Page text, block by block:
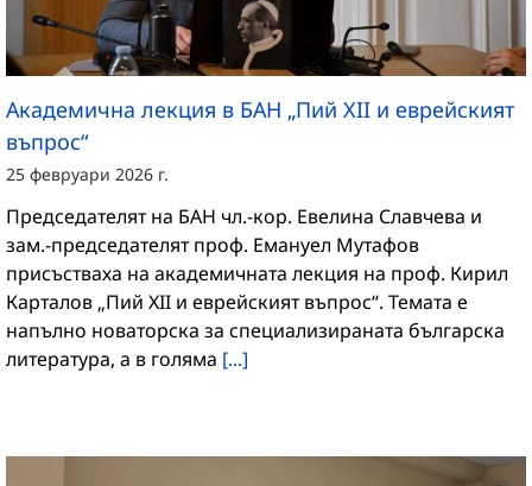
Академична лекция в БАН „Пий XII и еврейският
въпрос“
25 февруари 2026 г.
Председателят на БАН чл.-кор. Евелина Славчева и
зам.-председателят проф. Емануел Мутафов
присъстваха на академичната лекция на проф. Кирил
Карталов „Пий XII и еврейският въпрос“. Темата е
напълно новаторска за специализираната българска
литература, а в голяма [...]